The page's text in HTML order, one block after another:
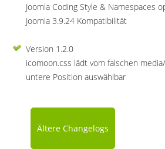
Joomla Coding Style & Namespaces
Joomla 3.9.24 Kompatibilität
Version 1.2.0
icomoon.css lädt vom falschen
untere Position auswählbar
Ältere Changelogs